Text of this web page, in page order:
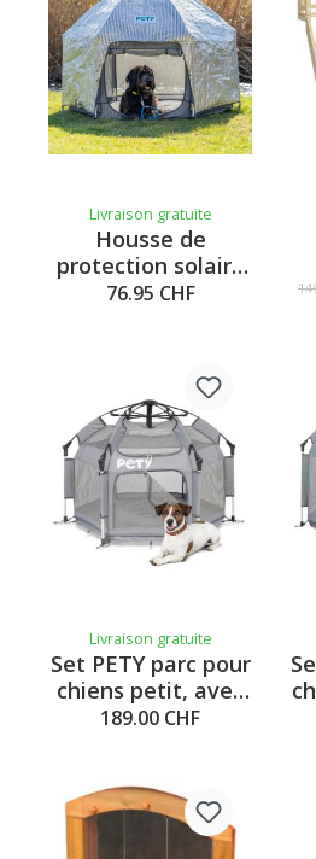
Livraison gratuite
Housse de
protection solaire
PETY, argentée,
76.95 CHF
Livraison gratuite
Set PETY parc pour
chiens petit, avec
tapis de sol et toit
189.00 CHF